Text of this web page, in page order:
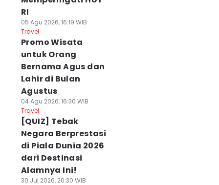
RI
05 Agu 2026, 16:19 WIB
Travel
Promo Wisata
untuk Orang
Bernama Agus dan
Lahir di Bulan
Agustus
04 Agu 2026, 16:30 WIB
Travel
[QUIZ] Tebak
Negara Berprestasi
di Piala Dunia 2026
dari Destinasi
Alamnya Ini!
30 Jul 2026, 20:30 WIB